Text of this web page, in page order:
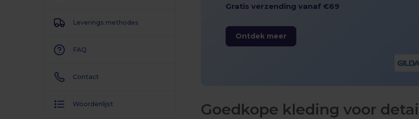
Leverings methodes
FAQ
Contact
Woordenlijst
Gratis verzending vanaf €69
Ontdek meer
Goedkope kleding voor